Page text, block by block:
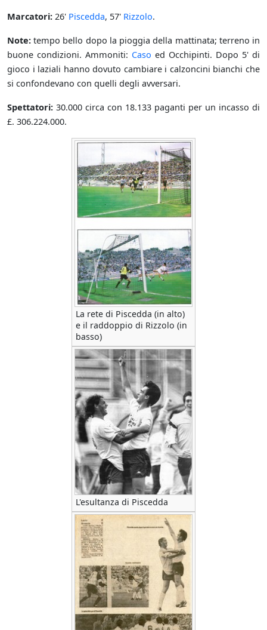
Marcatori: 26' Piscedda, 57' Rizzolo.
Note: tempo bello dopo la pioggia della mattinata; terreno in
buone condizioni. Ammoniti: Caso ed Occhipinti. Dopo 5' di
gioco i laziali hanno dovuto cambiare i calzoncini bianchi che
si confondevano con quelli degli avversari.
Spettatori: 30.000 circa con 18.133 paganti per un incasso di
£. 306.224.000.
La rete di Piscedda (in alto)
e il raddoppio di Rizzolo (in
basso)
L'esultanza di Piscedda